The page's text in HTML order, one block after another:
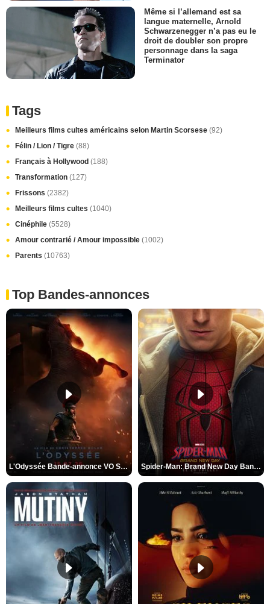
Même si l’allemand est sa
langue maternelle, Arnold
Schwarzenegger n’a pas eu le
droit de doubler son propre
personnage dans la saga
Terminator
Tags
Meilleurs films cultes américains selon Martin Scorsese (92)
Félin / Lion / Tigre (88)
Français à Hollywood (188)
Transformation (127)
Frissons (2382)
Meilleurs films cultes (1040)
Cinéphile (5528)
Amour contrarié / Amour impossible (1002)
Parents (10763)
Top Bandes-annonces
L'Odyssée Bande-annonce VO STFR Spider-Man: Brand New Day Bande-annonce VO STFR